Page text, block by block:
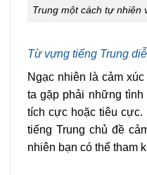
Trung một cách tự nhiên
Từ vựng tiếng Trung
Ngạc nhiên là cảm
ta gặp phải những
tích cực hoặc tiêu
tiếng Trung chủ đề
nhiên bạn có thể tham